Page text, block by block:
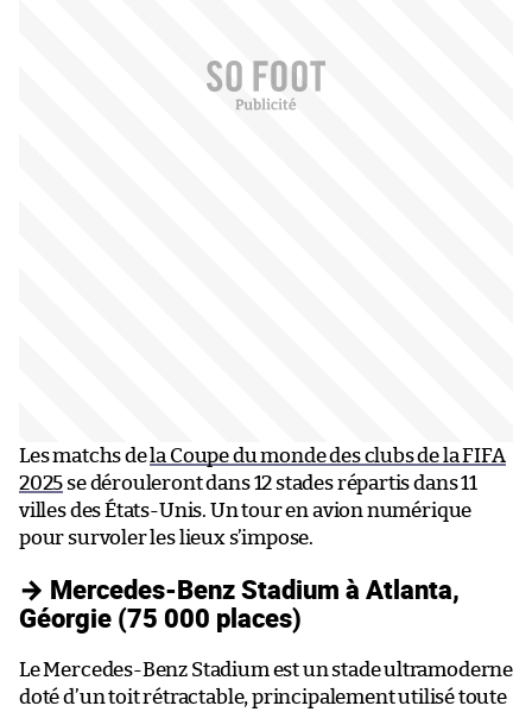
Les matchs dela Coupe du monde des clubs de la FIFA
2025 se dérouleront dans 12 stades répartis dans 11
villes des États-Unis. Un tour en avion numérique
pour survoler les lieux s’impose.
→ Mercedes-Benz Stadium à Atlanta,
Géorgie (75 000 places)
Le Mercedes-Benz Stadium est un stade ultramoderne
doté d’un toit rétractable, principalement utilisé toute